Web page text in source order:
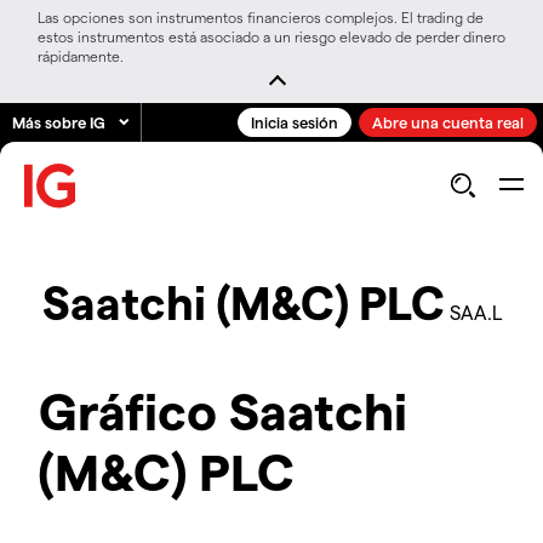
Las opciones son instrumentos financieros complejos. El trading de
estos instrumentos está asociado a un riesgo elevado de perder dinero
rápidamente.
Más sobre IG Inicia sesión Abre una cuenta real
Saatchi (M&C) PLC SAA.L
Gráfico Saatchi
(M&C) PLC